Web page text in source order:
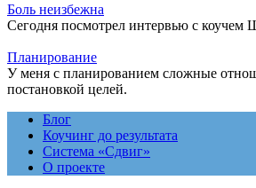
Боль неизбежна
Сегодня посмотрел интервью с
Планирование
У меня с планированием сложные
постановкой целей.
Блог
Коучинг до результата
Система «Сдвиг»
О проекте